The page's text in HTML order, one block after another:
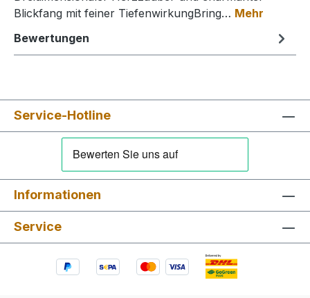
Blickfang mit feiner TiefenwirkungBring… Mehr
Bewertungen
Service-Hotline
Informationen
Service